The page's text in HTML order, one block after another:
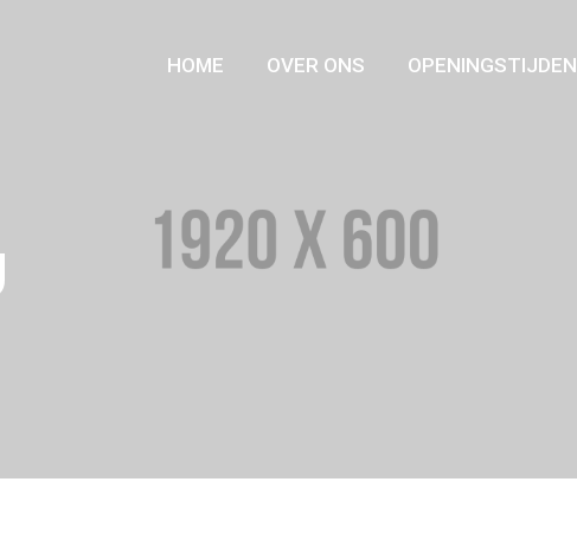
HOME OVER ONS OPENINGSTIJDEN